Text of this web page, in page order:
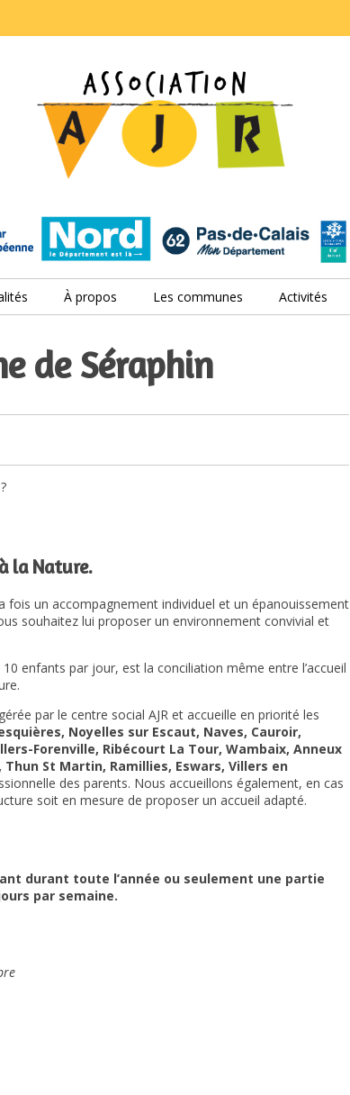
À propos Les communes Activités
de Séraphin
la Nature.
fois un accompagnement individuel et un épanouissement
souhaitez lui proposer un environnement convivial et
enfants par jour, est la conciliation même entre l’accueil
par le centre social AJR et accueille en priorité les
Noyelles sur Escaut, Naves, Cauroir,
Forenville, Ribécourt La Tour, Wambaix, Anneux
St Martin, Ramillies, Eswars, Villers en
des parents. Nous accueillons également, en cas
soit en mesure de proposer un accueil adapté.
durant toute l’année ou seulement une partie
par semaine.